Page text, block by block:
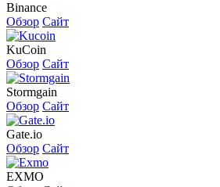
Binance
Обзор Сайт
KuCoin
Обзор Сайт
Stormgain
Обзор Сайт
Gate.io
Обзор Сайт
EXMO